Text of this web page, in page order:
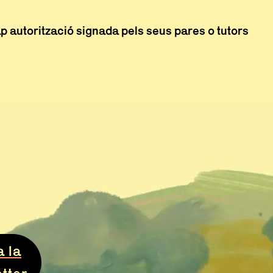
autorització signada pels seus pares o tutors
la